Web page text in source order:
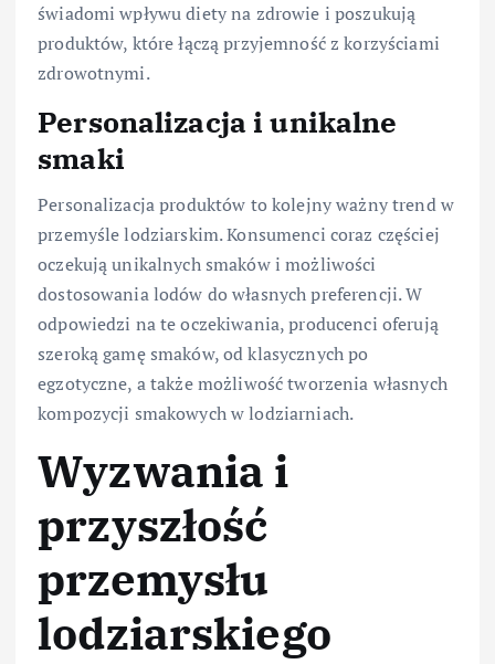
świadomi wpływu diety na zdrowie i poszukują
produktów, które łączą przyjemność z korzyściami
zdrowotnymi.
Personalizacja i unikalne
smaki
Personalizacja produktów to kolejny ważny trend w
przemyśle lodziarskim. Konsumenci coraz częściej
oczekują unikalnych smaków i możliwości
dostosowania lodów do własnych preferencji. W
odpowiedzi na te oczekiwania, producenci oferują
szeroką gamę smaków, od klasycznych po
egzotyczne, a także możliwość tworzenia własnych
kompozycji smakowych w lodziarniach.
Wyzwania i
przyszłość
przemysłu
lodziarskiego